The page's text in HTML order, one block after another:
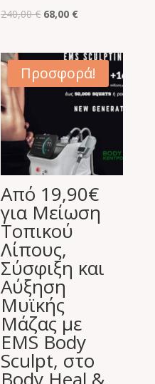
240,00€ Original
was:
240,00 €.
68,00 €
τιμή
είναι:
68,00 €.
Προσφορά!
Από 19,90€
για Μείωση
Τοπικού
Λίπους,
Σύσφιξη και
Αύξηση
Μυϊκής
Μάζας με
EMS Body
Sculpt, στο